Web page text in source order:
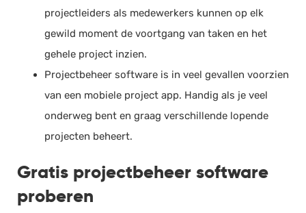
projectleiders als medewerkers kunnen op elk
gewild moment de voortgang van taken en het
gehele project inzien.
Projectbeheer software is in veel gevallen voorzien
van een mobiele project app. Handig als je veel
onderweg bent en graag verschillende lopende
projecten beheert.
Gratis projectbeheer software
proberen